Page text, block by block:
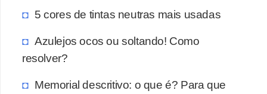
5 cores de tintas neutras mais usadas
Azulejos ocos ou soltando! Como
resolver?
Memorial descritivo: o que é? Para que
a
s